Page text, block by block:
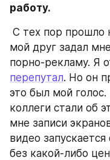
работу.
мой друг задал
перепутал. Но он
это был мой
коллеги стали об
мне записи
видео
без какой-либо